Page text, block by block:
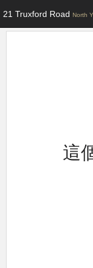
21 Truxford Road North
這